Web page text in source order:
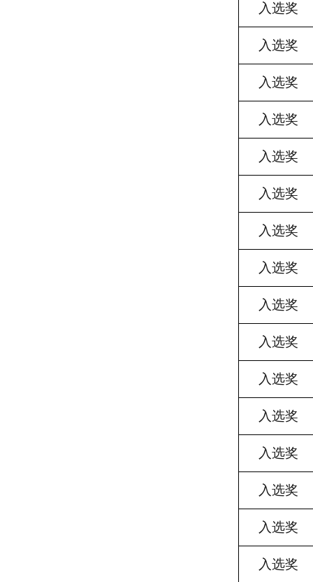
入选奖
入选奖
入选奖
入选奖
入选奖
入选奖
入选奖
入选奖
入选奖
入选奖
入选奖
入选奖
入选奖
入选奖
入选奖
入选奖